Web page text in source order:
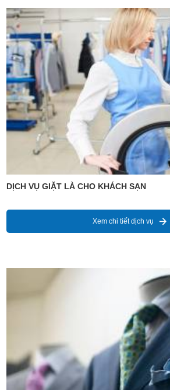
DỊCH VỤ GIẶT LÀ CHO KHÁCH SẠN
Xem chi tiết dịch vụ